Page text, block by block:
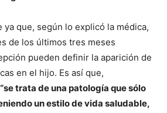
que, según lo explicó la médica,
de los últimos tres meses
pueden definir la aparición de
en el hijo. Es así que,
“se trata de una patología que sólo
un estilo de vida saludable,